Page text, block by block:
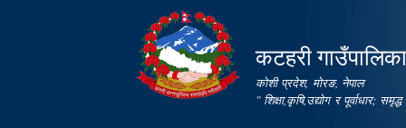
कटहरी
कोशी प्रदेश, मोरङ, नेपाल
" शिक्षा,कृषि,उद्योग र पूर्वाधार;